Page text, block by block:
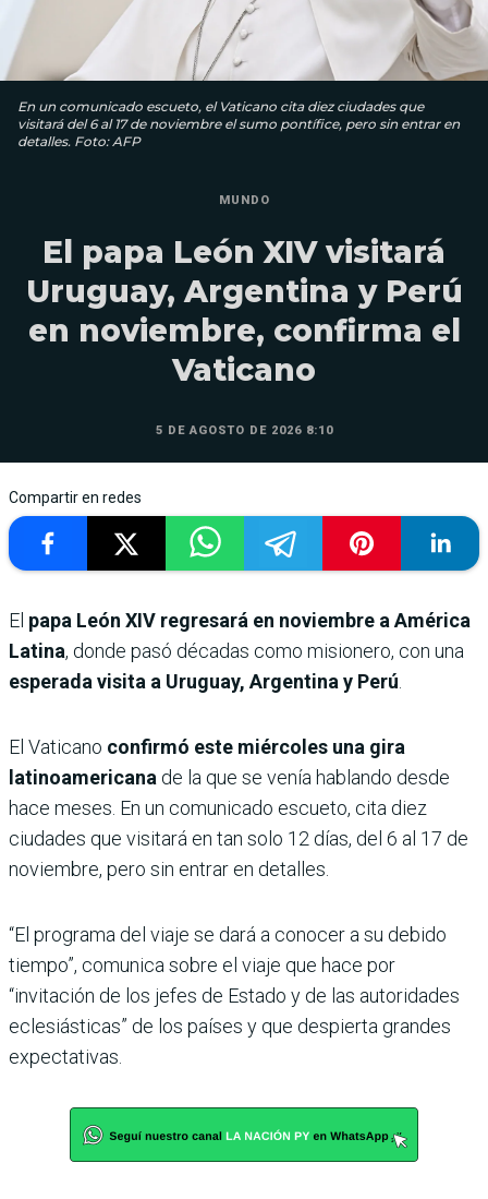
En un comunicado escueto, el Vaticano cita diez ciudades que
visitará del 6 al 17 de noviembre el sumo pontífice, pero sin entrar en
detalles. Foto: AFP
MUNDO
El papa León XIV visitará
Uruguay, Argentina y Perú
en noviembre, confirma el
Vaticano
5 DE AGOSTO DE 2026 8:10
Compartir en redes
El papa León XIV regresará en noviembre a América
Latina, donde pasó décadas como misionero, con una
esperada visita a Uruguay, Argentina y Perú
El Vaticano confirmó este miércoles una gira
latinoamericana de la que se venía hablando desde
hace meses. En un comunicado escueto, cita diez
ciudades que visitará en tan solo 12 días, del 6 al 17 de
noviembre, pero sin entrar en detalles.
“El programa del viaje se dará a conocer a su debido
tiempo”, comunica sobre el viaje que hace por
“invitación de los jefes de Estado y de las autoridades
eclesiásticas” de los países y que despierta grandes
expectativas.